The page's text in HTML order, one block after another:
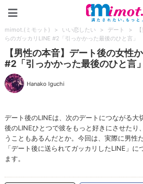
mimot.(ミモット) > いい恋したい > デート >
らのガッカリLINE #2「引っかかった最後のひと言」
【男性の本音】デート後の女性
#2「引っかかった最後のひと言」
Hanako Iguchi
デート後のLINEは、次のデートにつながる大
後のLINEひとつで彼をもっと好きにさせたり
うこともあるんだとか。今回は、実際に男性
「デート後に送られてガッカリしたLINE」に
ます。